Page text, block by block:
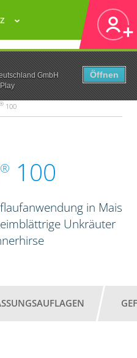
GmbH
Öffnen
100
® 100
in Mais
Unkräuter